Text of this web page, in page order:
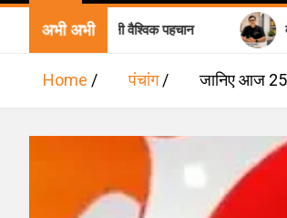
अभी अभी
को मिली वैश्विक पहचान वाराणसी
Home पंचांग जानिए आज 25